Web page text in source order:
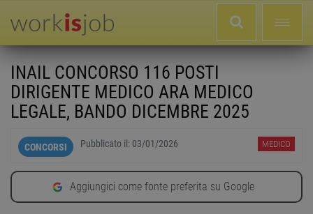
INAIL CONCORSO 116 POSTI
DIRIGENTE MEDICO ARA MEDICO
LEGALE, BANDO DICEMBRE 2025
CONCORSI Pubblicato il: 03/01/2026 MEDICO
Aggiungici come fonte preferita su Google